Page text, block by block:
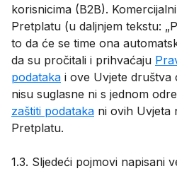
korisnicima (B2B).
Pretplatu (u daljnjem tekstu:
to da će se time ona
da su pročitali i prihvaćaju
podataka i ove Uvjete društva
nisu suglasne ni s jednom
zaštiti podataka ni ovih Uvjeta
Pretplatu.
1.3. Sljedeći pojmovi napisani